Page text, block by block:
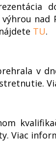
nad
TU.
v
Viac